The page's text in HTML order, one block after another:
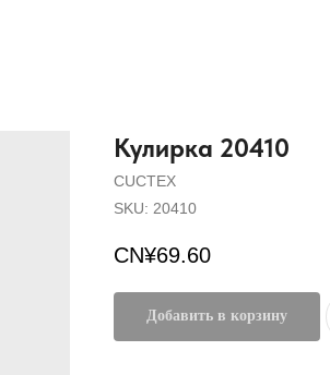
Кулирка 20410
CUCTEX
SKU: 20410
CN¥69.60
Добавить в корзину